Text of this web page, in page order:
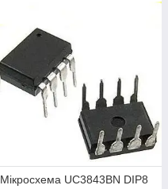
Мікросхема UC3843BN DIP8